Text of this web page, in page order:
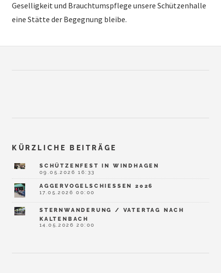
Geselligkeit und Brauchtumspflege unsere Schützenhalle
eine Stätte der Begegnung bleibe.
KÜRZLICHE BEITRÄGE
SCHÜTZENFEST IN WINDHAGEN
09.05.2026 16:33
AGGERVOGELSCHIESSEN 2026
17.05.2026 00:00
STERNWANDERUNG / VATERTAG NACH
KALTENBACH
14.05.2026 20:00